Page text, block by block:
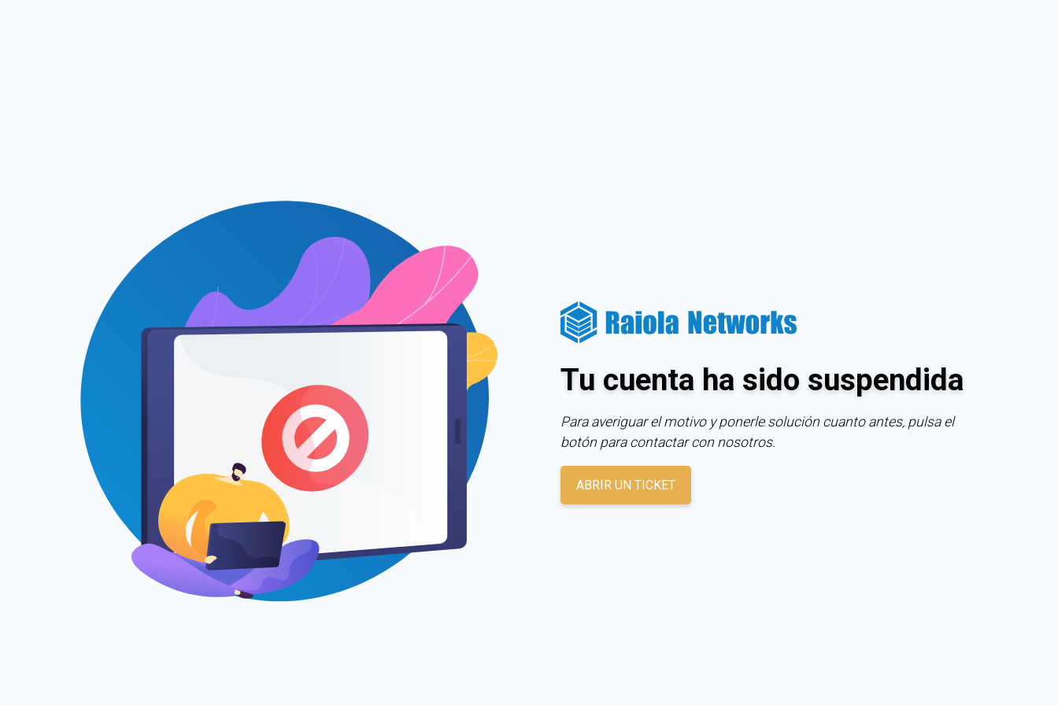
Tu cuenta ha sido suspendida
Para averiguar el motivo y ponerle solución cuanto antes, pulsa el
botón para contactar con nosotros.
ABRIR UN TICKET